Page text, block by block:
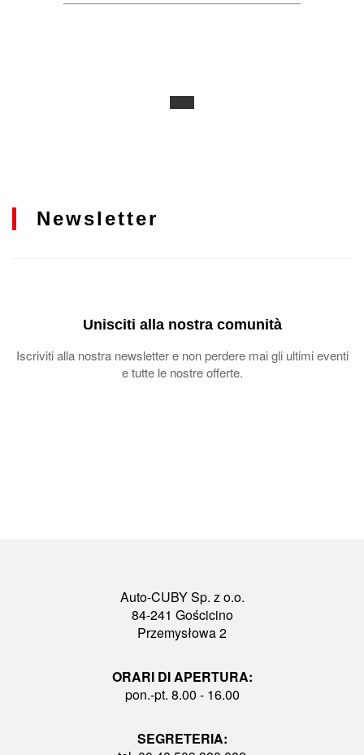
Newsletter
Unisciti alla nostra comunità
Iscriviti alla nostra newsletter e non perdere mai gli ultimi eventi
e tutte le nostre offerte.
Auto-CUBY Sp. z o.o.
84-241 Gościcino
Przemysłowa 2
ORARI DI APERTURA:
pon.-pt. 8.00 - 16.00
SEGRETERIA: